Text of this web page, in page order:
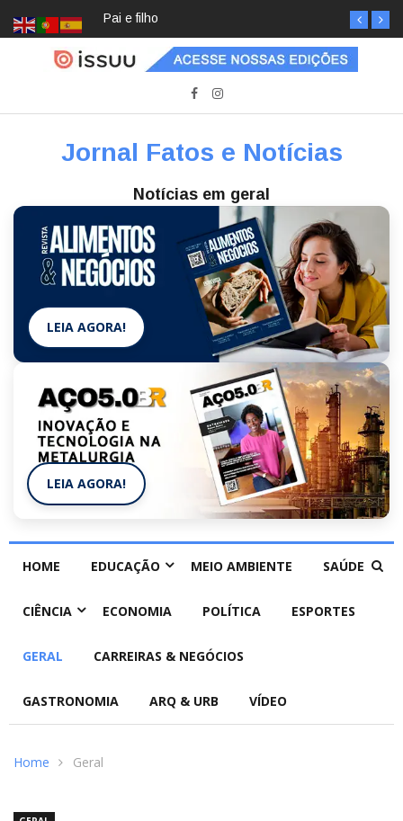
Pai e filho
Jornal Fatos e Notícias
Notícias em geral
LEIA AGORA!
LEIA AGORA!
HOME EDUCAÇÃO MEIO AMBIENTE SAÚDE
CIÊNCIA ECONOMIA POLÍTICA ESPORTES
GERAL CARREIRAS & NEGÓCIOS
GASTRONOMIA ARQ & URB VÍDEO
Home Geral